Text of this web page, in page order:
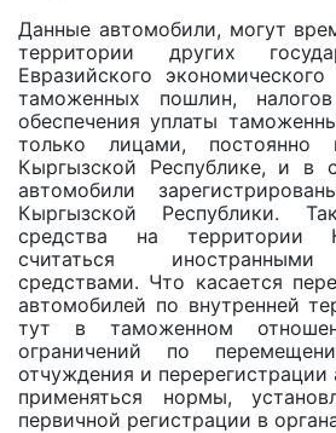
Данные автомобили, могут
территории других
Евразийского
таможенных пошлин,
обеспечения уплаты
только лицами,
Кыргызской Республике, и в
автомобили
Кыргызской Республики.
средства на территории
считаться
средствами. Что касается
автомобилей по внутренней
тут в таможенном
ограничений по
отчуждения и
применяться нормы,
первичной регистрации в